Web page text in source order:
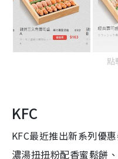
點
KFC
KFC最近推出新系列優
濃湯扭扭粉配香蜜鬆餅